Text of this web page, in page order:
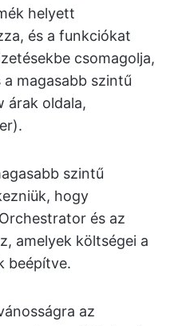
helyett
és a funkciókat
csomagolja,
magasabb szintű
árak oldala,
szintű
hogy
és az
amelyek költségei a
beépítve.
az